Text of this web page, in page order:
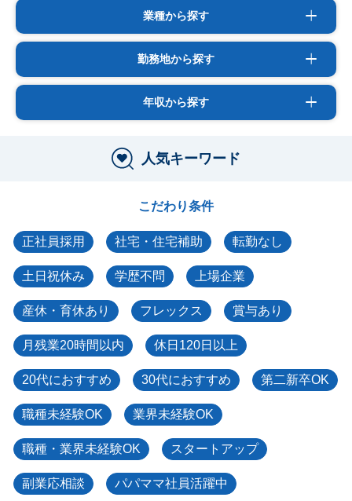
業種から探す
勤務地から探す
年収から探す
人気キーワード
こだわり条件
正社員採用 社宅・住宅補助 転勤なし
土日祝休み 学歴不問 上場企業
産休・育休あり フレックス 賞与あり
月残業20時間以内 休日120日以上
20代におすすめ 30代におすすめ 第二新卒OK
職種未経験OK 業界未経験OK
職種・業界未経験OK スタートアップ
副業応相談 パパママ社員活躍中